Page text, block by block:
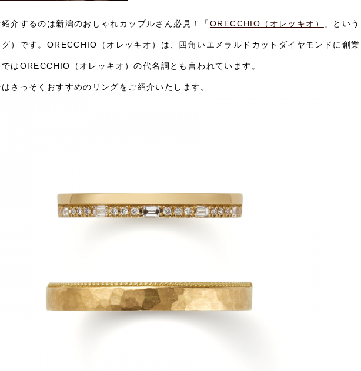
介するのは新潟のおしゃれカップルさん必見！「 ORECCHIO（オレッキオ） 」とい
グ）です。ORECCHIO（オレッキオ）は、四角いエメラルドカットダイヤモンドに創
ではORECCHIO（オレッキオ）の代名詞とも言われています。
さっそくおすすめのリングをご紹介いたします。